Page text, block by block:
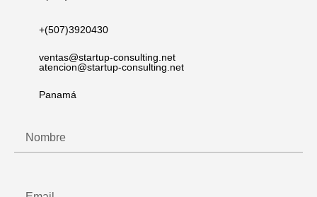
+(507)3920430​
ventas@startup-consulting.net
atencion@startup-consulting.net
Panamá